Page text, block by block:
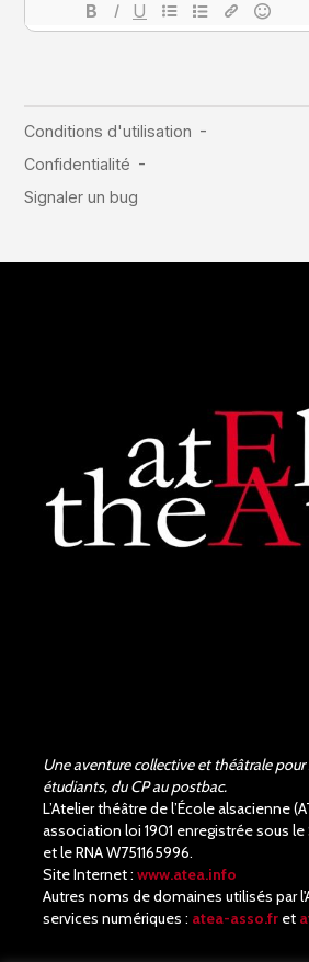
Une aventure collective et théâtrale
étudiants, du CP au postbac.
L’Atelier théâtre de l’École alsacienne
association loi 1901 enregistrée sous le
et le RNA W751165996.
Site Internet : www.atea.info
Autres noms de domaines utilisés par
services numériques : atea-asso.fr et